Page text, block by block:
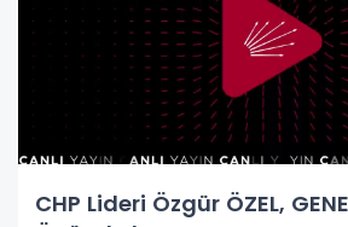
CHP Lideri Özgür ÖZEL,